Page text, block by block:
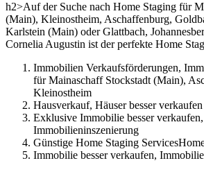
h2>Auf der Suche nach Home Staging für
(Main), Kleinostheim, Aschaffenburg,
Karlstein (Main) oder Glattbach,
Cornelia Augustin ist der perfekte Home
Immobilien Verkaufsförderungen,
für Mainaschaff Stockstadt (Main),
Kleinostheim
Hausverkauf, Häuser besser verkaufen
Exklusive Immobilie besser verkaufen,
Immobilieninszenierung
Günstige Home Staging
Immobilie besser verkaufen,